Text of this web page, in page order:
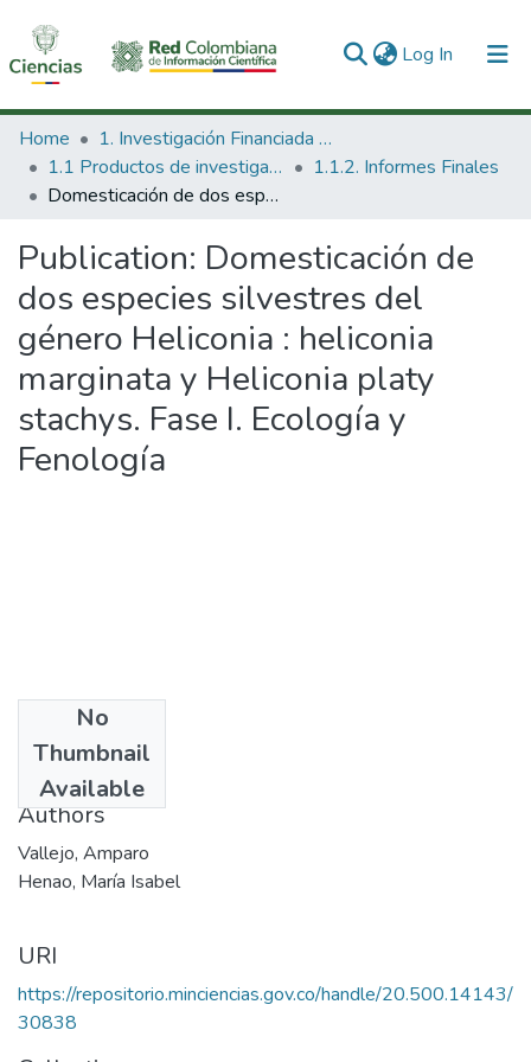
Log In (current)
Communities & Collections
All of DSpace
Home
1. Investigación Financiada con Recursos Públicos
1.1 Productos de investigación
1.1.2. Informes Finales
Domesticación de dos especies silvestres del género Heliconia : heliconia marginata y Heliconia platy stachys. Fase I. Ecología y Fenología
Publication: Domesticación de
dos especies silvestres del
género Heliconia : heliconia
marginata y Heliconia platy
stachys. Fase I. Ecología y
Fenología
No
Thumbnail
Available
1991
Authors
Vallejo, Amparo
Henao, María Isabel
URI
https://repositorio.minciencias.gov.co/handle/20.500.14143/
30838